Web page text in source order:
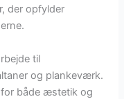
der opfylder
til
og plankeværk.
både æstetik og